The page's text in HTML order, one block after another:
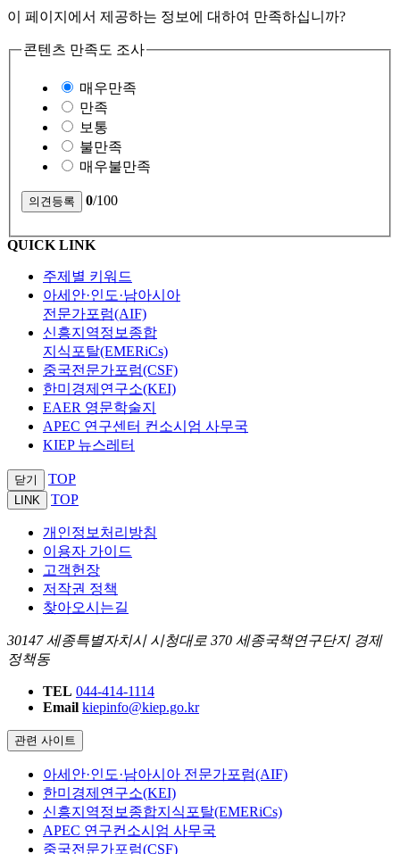
이 페이지에서 제공하는 정보에 대하여 만족하십니까?
콘텐츠 만족도 조사
매우만족
만족
보통
불만족
매우불만족
0/100
QUICK LINK
주제별 키워드
아세안·인도·남아시아
전문가포럼(AIF)
신흥지역정보종합
지식포탈(EMERiCs)
중국전문가포럼(CSF)
한미경제연구소(KEI)
EAER 영문학술지
APEC 연구센터 컨소시엄 사무국
KIEP 뉴스레터
닫기 TOP
LINK TOP
개인정보처리방침
이용자 가이드
고객헌장
저작권 정책
찾아오시는길
30147 세종특별자치시 시청대로 370 세종국책연구단지 경제
정책동
TEL 044-414-1114
Email kiepinfo@kiep.go.kr
관련 사이트
아세안·인도·남아시아 전문가포럼(AIF)
한미경제연구소(KEI)
신흥지역정보종합지식포탈(EMERiCs)
APEC 연구컨소시엄 사무국
중국전문가포럼(CSF)